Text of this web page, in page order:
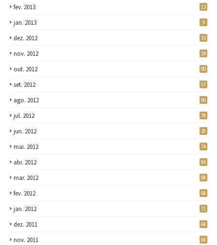
fev. 2013 13
jan. 2013 9
dez. 2012 10
nov. 2012 59
out. 2012 90
set. 2012 57
ago. 2012 96
jul. 2012 78
jun. 2012 28
mai. 2012 74
abr. 2012 86
mar. 2012 98
fev. 2012 68
jan. 2012 71
dez. 2011 68
nov. 2011 68